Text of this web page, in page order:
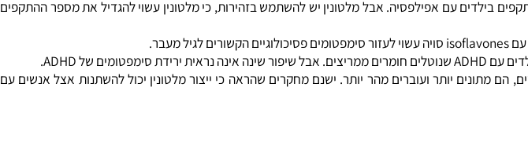
בילדים עם אפילפסיה. אבל מלטונין יש להשתמש בזהירות, כי מלטונין עשוי להגדיל את מספר ההתקפים
יותר ועוברים מהר יותר. ישנם מחקרים שהראה כי ייצור מלטונין יכול להשתנות אצל אנשים עם